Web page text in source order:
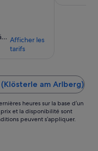
Afficher les
tarifs
am Arlberg)
heures sur la base d’un
prix et la disponibilité sont
peuvent s’appliquer.